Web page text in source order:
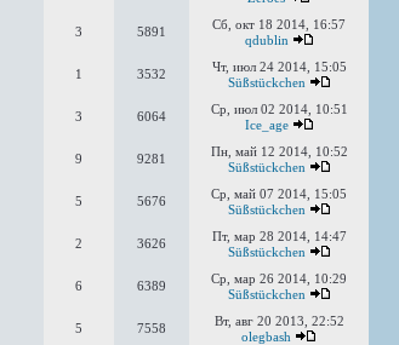
3 5891
Сб, окт 18 2014, 16:57
qdublin
1 3532
Чт, июл 24 2014, 15:05
Süßstückchen
3 6064
Ср, июл 02 2014, 10:51
Ice_age
9 9281
Пн, май 12 2014, 10:52
Süßstückchen
5 5676
Ср, май 07 2014, 15:05
Süßstückchen
2 3626
Пт, мар 28 2014, 14:47
Süßstückchen
6 6389
Ср, мар 26 2014, 10:29
Süßstückchen
5 7558
Вт, авг 20 2013, 22:52
olegbash